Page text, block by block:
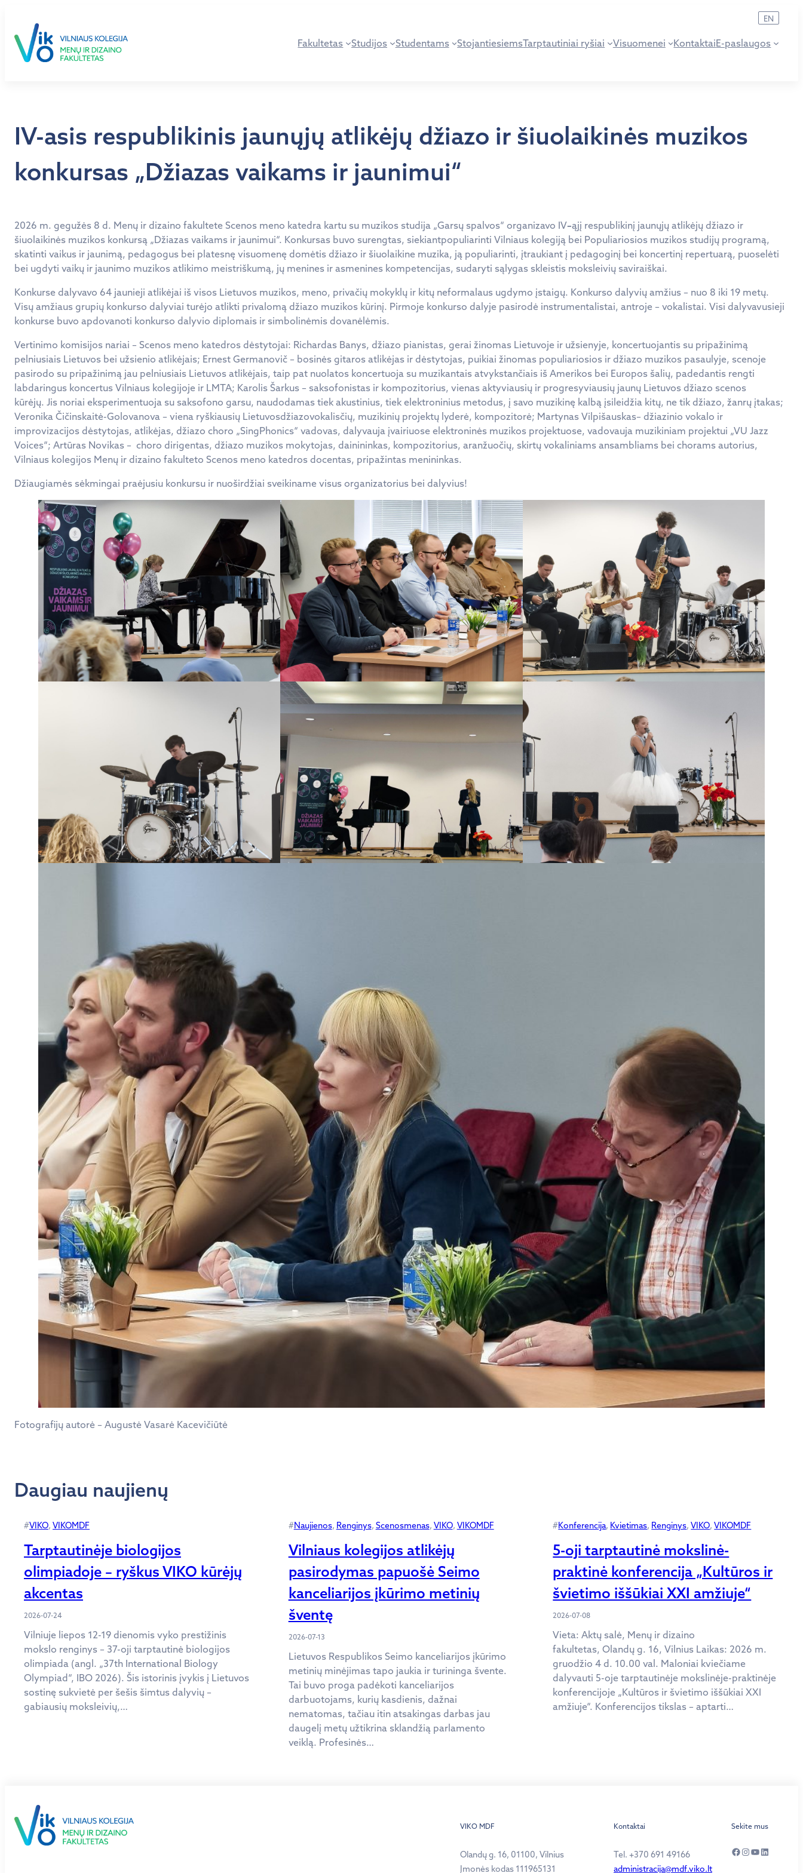
turinio
Fakultetas Studijos Studentams StojantiesiemsTarptautiniai ryšiai Visuomenei KontaktaiE-paslaugos
EN
IV-asis respublikinis jaunųjų atlikėjų džiazo ir šiuolaikinės muzikos
konkursas „Džiazas vaikams ir jaunimui“
2026 m. gegužės 8 d. Menų ir dizaino fakultete Scenos meno katedra kartu su muzikos studija „Garsų spalvos“ organizavo IV–ąjį respublikinį jaunųjų atlikėjų džiazo ir
šiuolaikinės muzikos konkursą „Džiazas vaikams ir jaunimui“. Konkursas buvo surengtas, siekiantpopuliarinti Vilniaus kolegiją bei Populiariosios muzikos studijų programą,
skatinti vaikus ir jaunimą, pedagogus bei platesnę visuomenę domėtis džiazo ir šiuolaikine muzika, ją populiarinti, įtraukiant į pedagoginį bei koncertinį repertuarą, puoselėti
bei ugdyti vaikų ir jaunimo muzikos atlikimo meistriškumą, jų menines ir asmenines kompetencijas, sudaryti sąlygas skleistis moksleivių saviraiškai.
Konkurse dalyvavo 64 jaunieji atlikėjai iš visos Lietuvos muzikos, meno, privačių mokyklų ir kitų neformalaus ugdymo įstaigų. Konkurso dalyvių amžius – nuo 8 iki 19 metų.
Visų amžiaus grupių konkurso dalyviai turėjo atlikti privalomą džiazo muzikos kūrinį. Pirmoje konkurso dalyje pasirodė instrumentalistai, antroje – vokalistai. Visi dalyvavusieji
konkurse buvo apdovanoti konkurso dalyvio diplomais ir simbolinėmis dovanėlėmis.
Vertinimo komisijos nariai – Scenos meno katedros dėstytojai: Richardas Banys, džiazo pianistas, gerai žinomas Lietuvoje ir užsienyje, koncertuojantis su pripažinimą
pelniusiais Lietuvos bei užsienio atlikėjais; Ernest Germanovič – bosinės gitaros atlikėjas ir dėstytojas, puikiai žinomas populiariosios ir džiazo muzikos pasaulyje, scenoje
pasirodo su pripažinimą jau pelniusiais Lietuvos atlikėjais, taip pat nuolatos koncertuoja su muzikantais atvykstančiais iš Amerikos bei Europos šalių, padedantis rengti
labdaringus koncertus Vilniaus kolegijoje ir LMTA; Karolis Šarkus – saksofonistas ir kompozitorius, vienas aktyviausių ir progresyviausių jaunų Lietuvos džiazo scenos
kūrėjų. Jis noriai eksperimentuoja su saksofono garsu, naudodamas tiek akustinius, tiek elektroninius metodus, į savo muzikinę kalbą įsileidžia kitų, ne tik džiazo, žanrų įtakas;
Veronika Čičinskaitė-Golovanova – viena ryškiausių Lietuvosdžiazovokalisčių, muzikinių projektų lyderė, kompozitorė; Martynas Vilpišauskas– džiazinio vokalo ir
improvizacijos dėstytojas, atlikėjas, džiazo choro „SingPhonics“ vadovas, dalyvauja įvairiuose elektroninės muzikos projektuose, vadovauja muzikiniam projektui „VU Jazz
Voices“; Artūras Novikas – choro dirigentas, džiazo muzikos mokytojas, dainininkas, kompozitorius, aranžuočių, skirtų vokaliniams ansambliams bei chorams autorius,
Vilniaus kolegijos Menų ir dizaino fakulteto Scenos meno katedros docentas, pripažintas menininkas.
Džiaugiamės sėkmingai praėjusiu konkursu ir nuoširdžiai sveikiname visus organizatorius bei dalyvius!
Fotografijų autorė – Augustė Vasarė Kacevičiūtė
Daugiau naujienų
#VIKO, VIKOMDF
Tarptautinėje biologijos
olimpiadoje – ryškus VIKO kūrėjų
akcentas
2026-07-24
Vilniuje liepos 12-19 dienomis vyko prestižinis
mokslo renginys – 37-oji tarptautinė biologijos
olimpiada (angl. „37th International Biology
Olympiad“, IBO 2026). Šis istorinis įvykis į Lietuvos
sostinę sukvietė per šešis šimtus dalyvių –
gabiausių moksleivių,…
#Naujienos, Renginys, Scenosmenas, VIKO, VIKOMDF
Vilniaus kolegijos atlikėjų
pasirodymas papuošė Seimo
kanceliarijos įkūrimo metinių
šventę
2026-07-13
Lietuvos Respublikos Seimo kanceliarijos įkūrimo
metinių minėjimas tapo jaukia ir turininga švente.
Tai buvo proga padėkoti kanceliarijos
darbuotojams, kurių kasdienis, dažnai
nematomas, tačiau itin atsakingas darbas jau
daugelį metų užtikrina sklandžią parlamento
veiklą. Profesinės…
#Konferencija, Kvietimas, Renginys, VIKO, VIKOMDF
5-oji tarptautinė mokslinė-
praktinė konferencija „Kultūros ir
švietimo iššūkiai XXI amžiuje“
2026-07-08
Vieta: Aktų salė, Menų ir dizaino
fakultetas, Olandų g. 16, Vilnius Laikas: 2026 m.
gruodžio 4 d. 10.00 val. Maloniai kviečiame
dalyvauti 5-oje tarptautinėje mokslinėje-praktinėje
konferencijoje „Kultūros ir švietimo iššūkiai XXI
amžiuje“. Konferencijos tikslas – aptarti…
VIKO MDF
Olandų g. 16, 01100, Vilnius
Įmonės kodas 111965131
Kontaktai
Tel. +370 691 49166
administracija@mdf.viko.lt
Sekite mus
Facebook
Instagram
YouTube
LinkedIn